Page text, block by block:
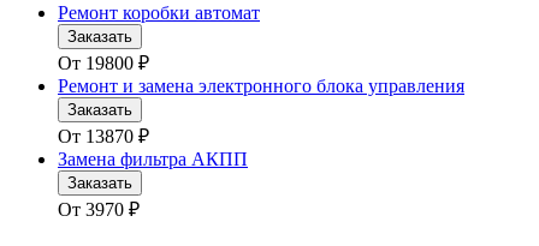
Ремонт коробки автомат
Заказать
От 19800 ₽
Ремонт и замена электронного блока управления
Заказать
От 13870 ₽
Замена фильтра АКПП
Заказать
От 3970 ₽